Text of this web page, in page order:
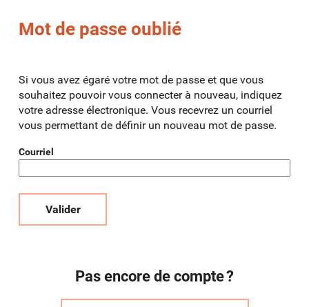
Mot de passe oublié
Si vous avez égaré votre mot de passe et que vous
souhaitez pouvoir vous connecter à nouveau, indiquez
votre adresse électronique. Vous recevrez un courriel
vous permettant de définir un nouveau mot de passe.
Courriel
Valider
Pas encore de compte ?